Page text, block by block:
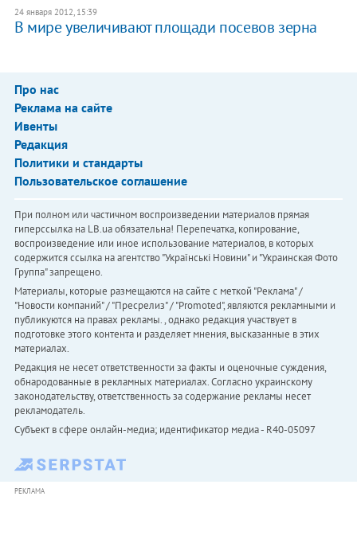
24 января 2012, 15:39
В мире увеличивают площади посевов зерна
Про нас
Реклама на сайте
Ивенты
Редакция
Политики и стандарты
Пользовательское соглашение
При полном или частичном воспроизведении материалов прямая
гиперссылка на LB.ua обязательна! Перепечатка, копирование,
воспроизведение или иное использование материалов, в которых
содержится ссылка на агентство "Українськi Новини" и "Украинская Фото
Группа" запрещено.
Материалы, которые размещаются на сайте с меткой "Реклама" /
"Новости компаний" / "Пресрелиз" / "Promoted", являются рекламными и
публикуются на правах рекламы. , однако редакция участвует в
подготовке этого контента и разделяет мнения, высказанные в этих
материалах.
Редакция не несет ответственности за факты и оценочные суждения,
обнародованные в рекламных материалах. Согласно украинскому
законодательству, ответственность за содержание рекламы несет
рекламодатель.
Субъект в сфере онлайн-медиа; идентификатор медиа - R40-05097
РЕКЛАМА